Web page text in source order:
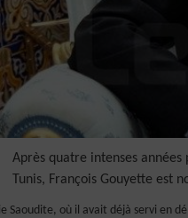
Après quatre intenses années
Tunis, François Gouyette est
Saoudite, où il avait déjà servi en